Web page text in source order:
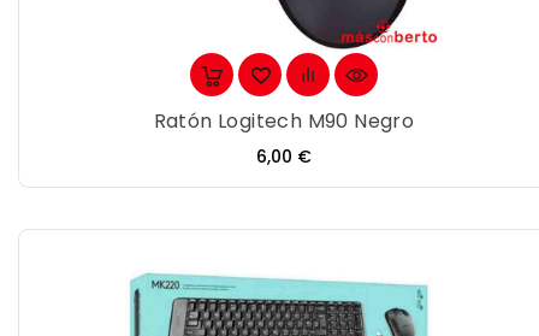
Ratón Logitech M90 Negro
Precio
6,00 €